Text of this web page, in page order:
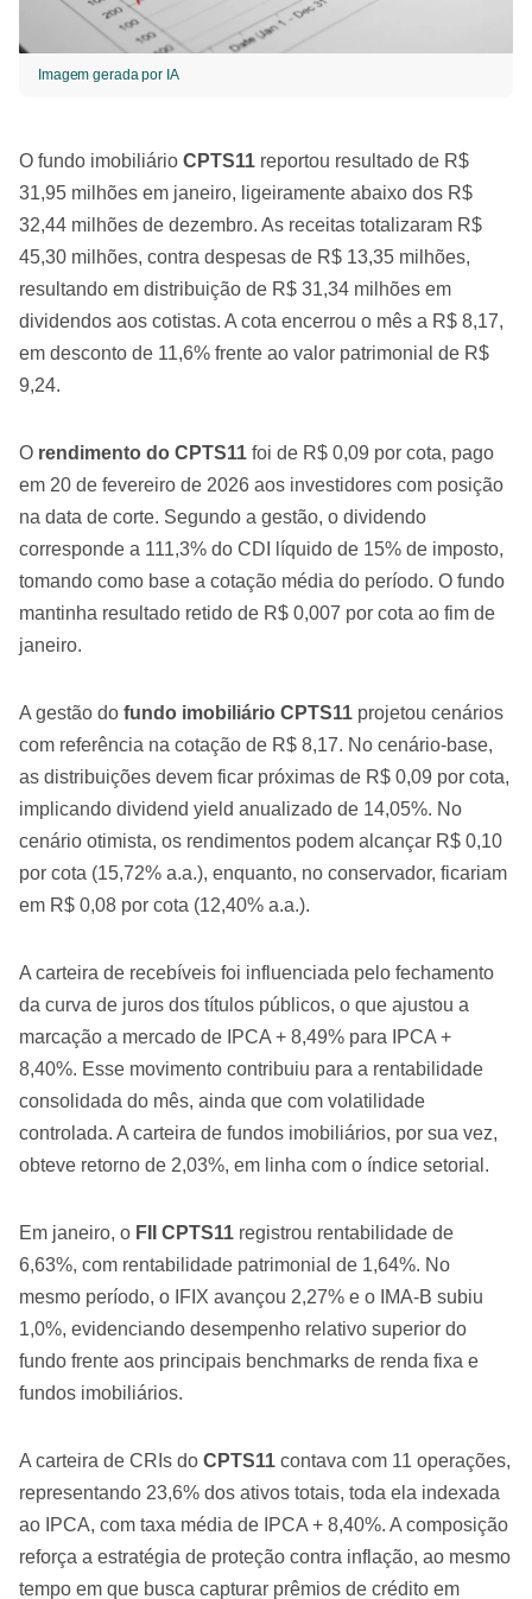
Imagem gerada por IA
O fundo imobiliário CPTS11 reportou resultado de R$
31,95 milhões em janeiro, ligeiramente abaixo dos R$
32,44 milhões de dezembro. As receitas totalizaram R$
45,30 milhões, contra despesas de R$ 13,35 milhões,
resultando em distribuição de R$ 31,34 milhões em
dividendos aos cotistas. A cota encerrou o mês a R$ 8,17,
em desconto de 11,6% frente ao valor patrimonial de R$
9,24.
O rendimento do CPTS11 foi de R$ 0,09 por cota, pago
em 20 de fevereiro de 2026 aos investidores com posição
na data de corte. Segundo a gestão, o dividendo
corresponde a 111,3% do CDI líquido de 15% de imposto,
tomando como base a cotação média do período. O fundo
mantinha resultado retido de R$ 0,007 por cota ao fim de
janeiro.
A gestão do fundo imobiliário CPTS11 projetou cenários
com referência na cotação de R$ 8,17. No cenário-base,
as distribuições devem ficar próximas de R$ 0,09 por cota,
implicando dividend yield anualizado de 14,05%. No
cenário otimista, os rendimentos podem alcançar R$ 0,10
por cota (15,72% a.a.), enquanto, no conservador, ficariam
em R$ 0,08 por cota (12,40% a.a.).
A carteira de recebíveis foi influenciada pelo fechamento
da curva de juros dos títulos públicos, o que ajustou a
marcação a mercado de IPCA + 8,49% para IPCA +
8,40%. Esse movimento contribuiu para a rentabilidade
consolidada do mês, ainda que com volatilidade
controlada. A carteira de fundos imobiliários, por sua vez,
obteve retorno de 2,03%, em linha com o índice setorial.
Em janeiro, o FII CPTS11 registrou rentabilidade de
6,63%, com rentabilidade patrimonial de 1,64%. No
mesmo período, o IFIX avançou 2,27% e o IMA-B subiu
1,0%, evidenciando desempenho relativo superior do
fundo frente aos principais benchmarks de renda fixa e
fundos imobiliários.
A carteira de CRIs do CPTS11 contava com 11 operações,
representando 23,6% dos ativos totais, toda ela indexada
ao IPCA, com taxa média de IPCA + 8,40%. A composição
reforça a estratégia de proteção contra inflação, ao mesmo
tempo em que busca capturar prêmios de crédito em